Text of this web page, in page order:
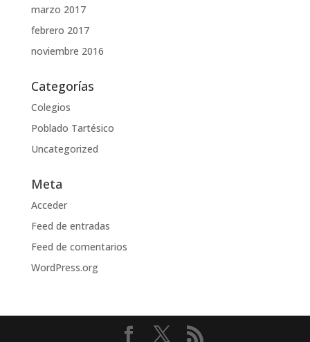
marzo 2017
febrero 2017
noviembre 2016
Categorías
Colegios
Poblado Tartésico
Uncategorized
Meta
Acceder
Feed de entradas
Feed de comentarios
WordPress.org